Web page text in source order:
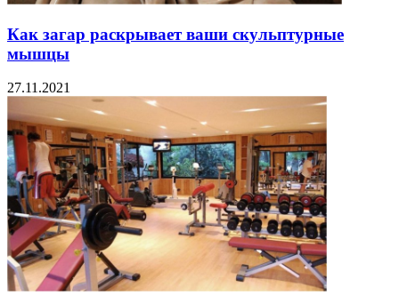
Как загар раскрывает ваши скульптурные
мышцы
27.11.2021